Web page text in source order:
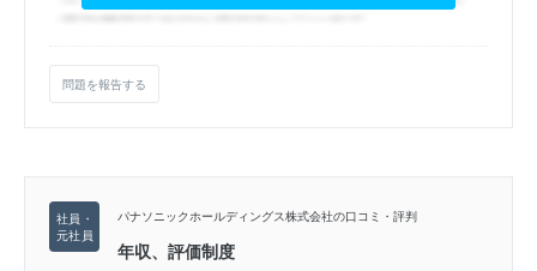
問題を報告する
パナソニックホールディングス株式会社の口コミ・評判
年収、評価制度